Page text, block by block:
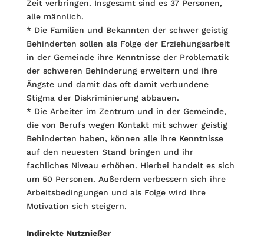
Zeit verbringen. Insgesamt sind es 37 Personen,
alle männlich.
* Die Familien und Bekannten der schwer geistig
Behinderten sollen als Folge der Erziehungsarbeit
in der Gemeinde ihre Kenntnisse der Problematik
der schweren Behinderung erweitern und ihre
Ängste und damit das oft damit verbundene
Stigma der Diskriminierung abbauen.
* Die Arbeiter im Zentrum und in der Gemeinde,
die von Berufs wegen Kontakt mit schwer geistig
Behinderten haben, können alle ihre Kenntnisse
auf den neuesten Stand bringen und ihr
fachliches Niveau erhöhen. Hierbei handelt es sich
um 50 Personen. Außerdem verbessern sich ihre
Arbeitsbedingungen und als Folge wird ihre
Motivation sich steigern.
Indirekte Nutznießer